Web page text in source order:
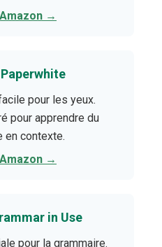
→
pour les yeux.
pour apprendre du
en contexte.
→
in Use
pour la grammaire.